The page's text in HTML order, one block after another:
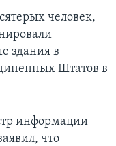
человек,
здания в
Штатов в
информации
что